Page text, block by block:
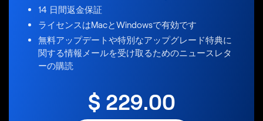
14 日間返金保証
ライセンスはMacとWindowsで有効です
無料アップデートや特別なアップグレード特典に
関する情報メールを受け取るためのニュースレタ
ーの購読
$ 229.00